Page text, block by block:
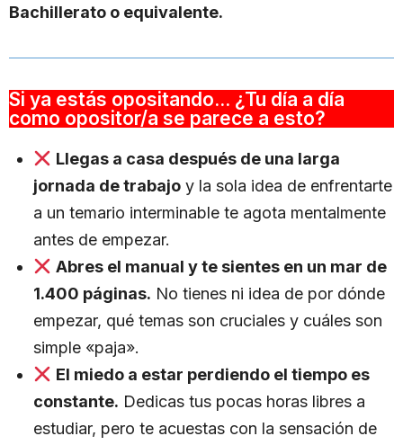
Bachillerato o equivalente.
Si ya estás opositando... ¿Tu día a día
como opositor/a se parece a esto?
Llegas a casa después de una larga
jornada de trabajo y la sola idea de enfrentarte
a un temario interminable te agota mentalmente
antes de empezar.
Abres el manual y te sientes en un mar de
1.400 páginas. No tienes ni idea de por dónde
empezar, qué temas son cruciales y cuáles son
simple «paja».
El miedo a estar perdiendo el tiempo es
constante. Dedicas tus pocas horas libres a
estudiar, pero te acuestas con la sensación de